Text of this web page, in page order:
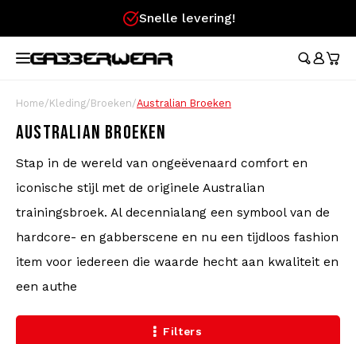
Hoofdmenu / kleding
Trainingspakken
T-Shirts
Korte Broeken
broeken /
broeken /
Hoofdmenu / merchandise
Festival Essentials
Heuptassen
Vlaggen
Polsbandjes
Hoofdmenu
Nederlands
Deutsch
English
Snelle levering!
Home/Kleding/Broeken/Australian Broeken
AUSTRALIAN BROEKEN
Stap in de wereld van ongeëvenaard comfort en
iconische stijl met de originele Australian
trainingsbroek. Al decennialang een symbool van de
hardcore- en gabberscene en nu een tijdloos fashion
item voor iedereen die waarde hecht aan kwaliteit en
een authe
Filters